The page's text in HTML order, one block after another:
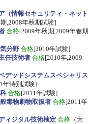
（情報セキュリティ・ネット
,2008年秋期試験]
合格[2009年秋期,2009年春期
分野合格[2010年試験]
任技術者 合格[2010年,2009
デッドシステムスペシャリス
年特別試験]
合格[2011年試験]
毒物劇物取扱者 合格[2011年
ィジタル技術検定 合格 （ 大